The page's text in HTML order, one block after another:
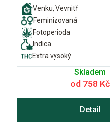
Venku, Vevnitř
Feminizovaná
Fotoperioda
Indica
Extra vysoký
Skladem
od 758 Kč
Detail